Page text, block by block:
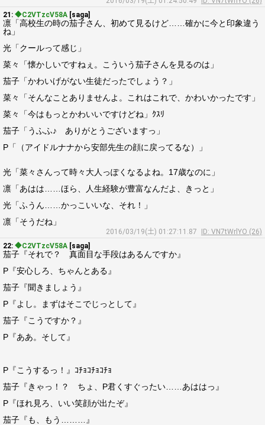
21: ◆C2VTzcV58A [saga]
凛「高校生の時の茄子さん、初めて見るけど……確かに今と印象違う
ね」
光「クールって感じ」
菜々「懐かしいですねぇ。こういう茄子さんを見るのは」
茄子「かわいげがない生徒だったでしょう？」
菜々「そんなことありませんよ。これはこれで、かわいかったです」
菜々「今はもっとかわいいですけどね」ｸｽﾘ
茄子「うふふ♪ ありがとうございますっ」
P「（アイドルナナから安部先生の顔に戻ってるな）」
光「菜々さんって時々大人っぽくなるよね。17歳なのに」
凛「あはは……ほら、人生経験が豊富なんだよ、きっと」
光「ふうん……かっこいいな、それ！」
凛「そうだね」
2016/03/19(土) 01:27:11.87
ID: VN7tWrlYO (26)
22: ◆C2VTzcV58A [saga]
茄子『それで？ 真面目な手段はあるんですか』
P『安心しろ、ちゃんとある』
茄子『聞きましょう』
P『よし。まずはそこでじっとして』
茄子『こうですか？』
P『ああ。そして』
P『こうするっ！』ｺﾁｮｺﾁｮｺﾁｮ
茄子『きゃっ！？ ちょ、P君くすぐったい……あははっ』
P『ほれ見ろ、いい笑顔が出たぞ』
茄子『も、もう………』